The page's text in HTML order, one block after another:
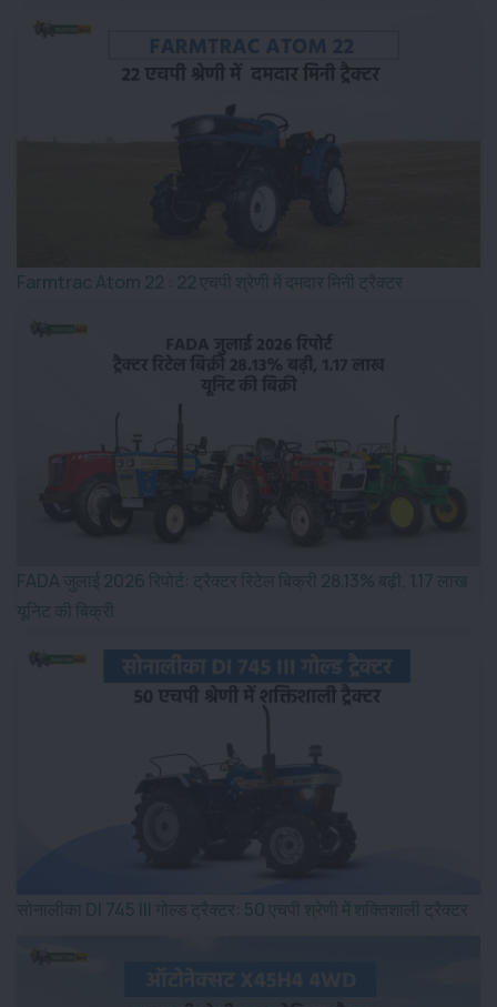
Farmtrac Atom 22 : 22 एचपी श्रेणी में दमदार मिनी ट्रैक्टर
FADA जुलाई 2026 रिपोर्ट: ट्रैक्टर रिटेल बिक्री 28.13% बढ़ी, 1.17 लाख
यूनिट की बिक्री
सोनालीका DI 745 III गोल्ड ट्रैक्टर: 50 एचपी श्रेणी में शक्तिशाली ट्रैक्टर